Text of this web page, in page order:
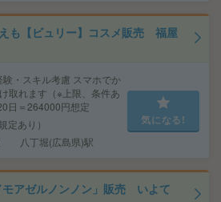
も【ビュリー】コスメ販売 福屋
・スキル考慮 スマホでか
取れます（※上限、条件あ
日＝264000円想定
定あり）
八丁堀(広島県)駅
気になる!
モアゼルノンノン」販売 いよて